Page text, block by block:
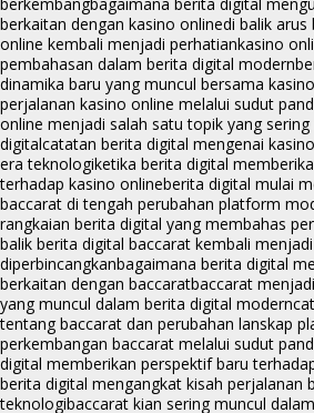
berkaitan dengan kasino onlinedi balik arus
online kembali menjadi perhatiankasino
pembahasan dalam berita digital modern
dinamika baru yang muncul bersama
perjalanan kasino online melalui sudut
online menjadi salah satu topik yang
digitalcatatan berita digital mengenai
era teknologiketika berita digital
terhadap kasino onlineberita digital mulai
baccarat di tengah perubahan platform
rangkaian berita digital yang membahas
balik berita digital baccarat kembali
diperbincangkanbagaimana berita digital
berkaitan dengan baccaratbaccarat
yang muncul dalam berita digital modern
tentang baccarat dan perubahan lanskap
perkembangan baccarat melalui sudut
digital memberikan perspektif baru
berita digital mengangkat kisah perjalanan
teknologibaccarat kian sering muncul